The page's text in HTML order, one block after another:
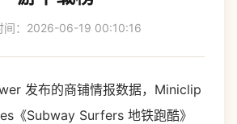
间：2026-06-19 00:10:16
发布的商铺情报数据，Miniclip
《Subway Surfers 地铁跑酷》